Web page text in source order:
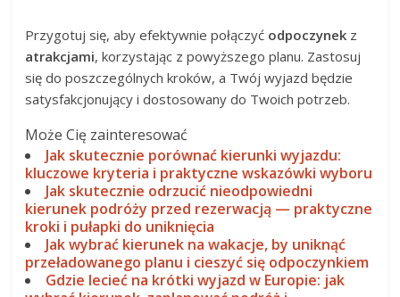
Przygotuj się, aby efektywnie połączyć odpoczynek z
atrakcjami, korzystając z powyższego planu. Zastosuj
się do poszczególnych kroków, a Twój wyjazd będzie
satysfakcjonujący i dostosowany do Twoich potrzeb.
Może Cię zainteresować
Jak skutecznie porównać kierunki wyjazdu:
kluczowe kryteria i praktyczne wskazówki wyboru
Jak skutecznie odrzucić nieodpowiedni
kierunek podróży przed rezerwacją — praktyczne
kroki i pułapki do uniknięcia
Jak wybrać kierunek na wakacje, by uniknąć
przeładowanego planu i cieszyć się odpoczynkiem
Gdzie lecieć na krótki wyjazd w Europie: jak